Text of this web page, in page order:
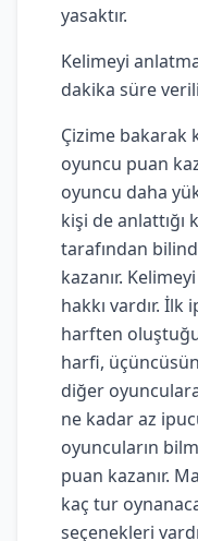
yasaktır.
Kelimeyi
dakika süre
Çizime bakarak
oyuncu puan
oyuncu daha
kişi de
tarafından
kazanır.
hakkı vardır.
harften
harfi,
diğer
ne kadar az
oyuncuların
puan kazanır.
kaç tur
seçenekleri